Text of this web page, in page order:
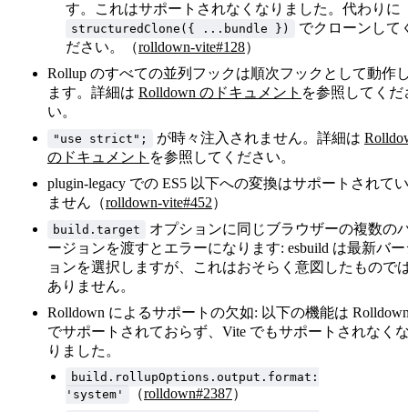
す。これはサポートされなくなりました。代わりに
structuredClone({ ...bundle })
でクローンして
ださい。（rolldown-vite#128）
Rollup のすべての並列フックは順次フックとして動作
ます。詳細は Rolldown のドキュメント を参照してくだ
い。
"use strict"; が時々注入されません。詳細は
のドキュメント を参照してください。
plugin-legacy での ES5 以下への変換はサポートされてい
ません（rolldown-vite#452）
build.target
オプションに同じブラウザーの複数の
ージョンを渡すとエラーになります: esbuild は最新バ
ョンを選択しますが、これはおそらく意図したもので
ありません。
Rolldown によるサポートの欠如: 以下の機能は
でサポートされておらず、Vite でもサポートされなく
りました。
build.rollupOptions.output.format:
'system'
（rolldown#2387）